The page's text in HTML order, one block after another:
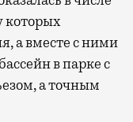
которых
а вместе с ними
в парке с
а точным